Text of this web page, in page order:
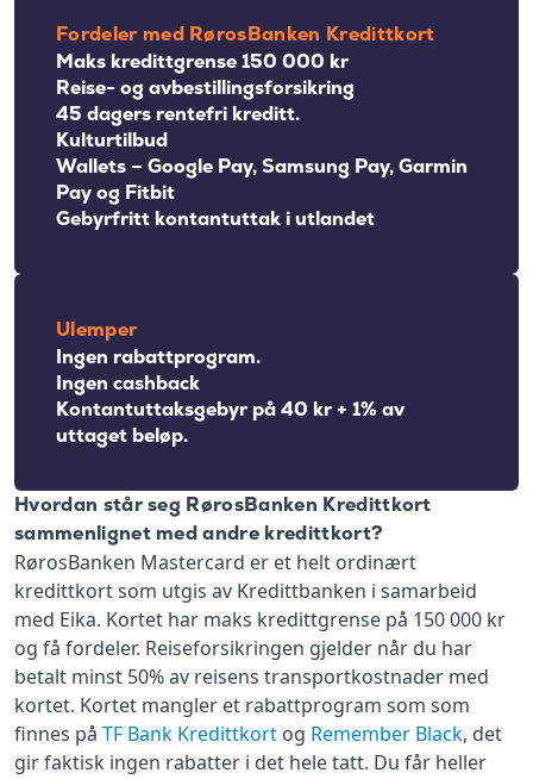
Fordeler med RørosBanken Kredittkort
Maks kredittgrense 150 000 kr
Reise- og avbestillingsforsikring
45 dagers rentefri kreditt.
Kulturtilbud
Wallets – Google Pay, Samsung Pay, Garmin
Pay og Fitbit
Gebyrfritt kontantuttak i utlandet
Ulemper
Ingen rabattprogram.
Ingen cashback
Kontantuttaksgebyr på 40 kr + 1% av
uttaget beløp.
Hvordan står seg RørosBanken Kredittkort
sammenlignet med andre kredittkort?
RørosBanken Mastercard er et helt ordinært
kredittkort som utgis av Kredittbanken i samarbeid
med Eika. Kortet har maks kredittgrense på 150 000 kr
og få fordeler. Reiseforsikringen gjelder når du har
betalt minst 50% av reisens transportkostnader med
kortet. Kortet mangler et rabattprogram som som
finnes på TF Bank Kredittkort og Remember Black, det
gir faktisk ingen rabatter i det hele tatt. Du får heller